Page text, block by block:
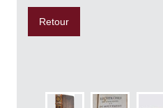
Retour